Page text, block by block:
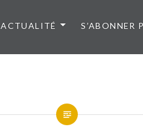
ACTUALITÉ S’ABONNER